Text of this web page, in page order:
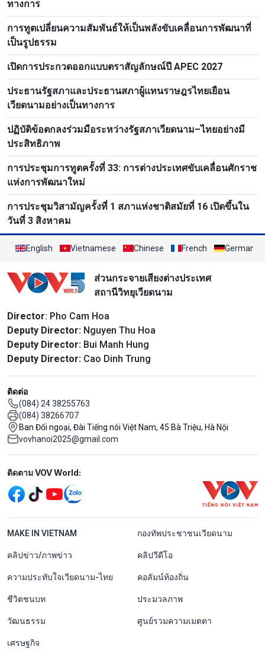
ทางการ
การทูตเปลี่ยนความสัมพันธ์ให้เป็นพลังขับเคลื่อนการพัฒนาที่
เป็นรูปธรรม
เปิดการประกวดออกแบบตราสัญลักษณ์ปี APEC 2027
ประธานรัฐสภาและประธานสภาผู้แทนราษฎรไทยเยือน
เวียดนามอย่างเป็นทางการ
ปฏิบัติข้อตกลงร่วมมือระหว่างรัฐสภาเวียดนาม–ไทยอย่างมี
ประสิทธิภาพ
การประชุมการทูตครั้งที่ 33: การต่างประเทศขับเคลื่อนศักราช
แห่งการพัฒนาใหม่
การประชุมวิสามัญครั้งที่ 1 สภาแห่งชาติสมัยที่ 16 เปิดขึ้นใน
วันที่ 3 สิงหาคม
English Vietnamese Chinese French German
ส่วนกระจายเสียงต่างประเทศ
สถานีวิทยุเวียดนาม
Director: Pho Cam Hoa
Deputy Director: Nguyen Thu Hoa
Deputy Director: Bui Manh Hung
Deputy Director: Cao Dinh Trung
ติดต่อ
(084) 24 38255763
(084) 38266707
Ban Đối ngoại, Đài Tiếng nói Việt Nam, 45 Bà Triệu, Hà Nội
vovhanoi2025@gmail.com
Mạng xã hội
ติดตาม VOV World:
menu footer tiếng Thái
MAKE IN VIETNAM กองทัพประชาชนเวียดนาม
คลิปข่าว/ภาพข่าว คลิปวีดีโอ
ความประทับใจเวียดนาม-ไทย คอลัมน์ท้องถิ่น
ชีวิตชนบท ประมวลภาพ
วัฒนธรรม ศูนย์รวมความเมตตา
เศรษฐกิจ